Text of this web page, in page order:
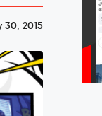
30, 2015